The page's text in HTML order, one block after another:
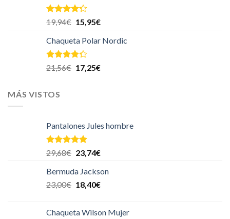
Valorado
en
de 5
19,94€ 15,95€
Chaqueta Polar Nordic
Valorado
en
21,56€ 17,25€
MÁS VISTOS
Pantalones Jules hombre
Valorado en
5.00
29,68€ 23,74€
Bermuda Jackson
23,00€ 18,40€
Chaqueta Wilson Mujer